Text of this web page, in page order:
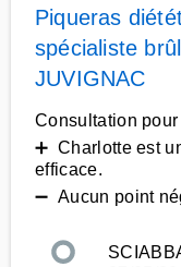
Piqueras
spécialiste
JUVIGNAC
Consultation
➕ Charlotte est
efficace.
➖ Aucun point